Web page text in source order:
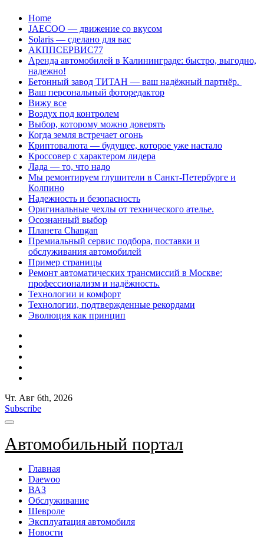
Перейти
содержанию
Home
JAECOO — движение со вкусом
Solaris — сделано для вас
АКППСЕРВИС77
Аренда автомобилей в Калининграде: быстро, выгодно,
надежно!
Бетонный завод ТИТАН — ваш надёжный партнёр.
Ваш персональный фоторедактор
Вижу все
Воздух под контролем
Выбор, которому можно доверять
Когда земля встречает огонь
Криптовалюта — будущее, которое уже настало
Кроссовер с характером лидера
Лада — то, что надо
Мы ремонтируем глушители в Санкт-Петербурге и
Колпино
Надежность и безопасность
Оригинальные чехлы от технического ателье.
Осознанный выбор
Планета Changan
Премиальный сервис подбора, поставки и
обслуживания автомобилей
Пример страницы
Ремонт автоматических трансмиссий в Москве:
профессионализм и надёжность.
Технологии и комфорт
Технологии, подтвержденные рекордами
Эволюция как принцип
Чт. Авг 6th, 2026
Subscribe
Автомобильный портал
Главная
Daewoo
ВАЗ
Обслуживание
Шевроле
Эксплуатация автомобиля
Новости